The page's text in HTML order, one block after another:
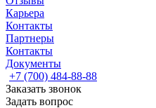
Карьера
Контакты
Партнеры
Контакты
Документы
+7 (700) 484-88-88
Заказать звонок
Задать вопрос